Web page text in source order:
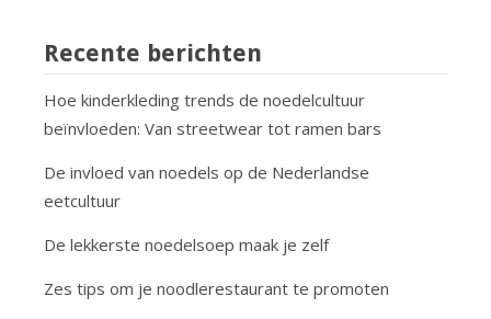
Recente berichten
Hoe kinderkleding trends de noedelcultuur
beïnvloeden: Van streetwear tot ramen bars
De invloed van noedels op de Nederlandse
eetcultuur
De lekkerste noedelsoep maak je zelf
Zes tips om je noodlerestaurant te promoten